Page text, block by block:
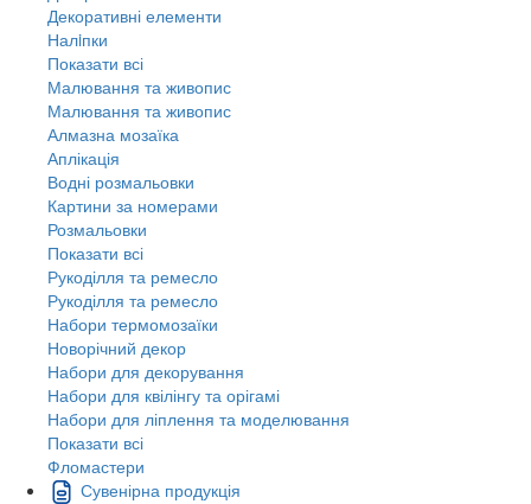
Декоративні елементи
Налiпки
Показати всі
Малювання та живопис
Малювання та живопис
Алмазна мозаїка
Аплікація
Водні розмальовки
Картини за номерами
Розмальовки
Показати всі
Рукоділля та ремесло
Рукоділля та ремесло
Набори термомозаїки
Новорічний декор
Набори для декорування
Набори для квілінгу та орігамі
Набори для ліплення та моделювання
Показати всі
Фломастери
Сувенірна продукція